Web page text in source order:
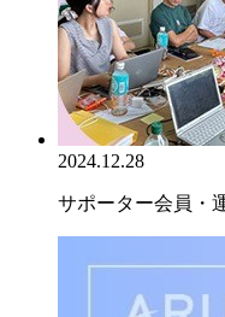
2024.12.28
サポーター会員・